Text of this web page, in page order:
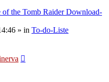
the Tomb Raider Download-
» in To-do-Liste